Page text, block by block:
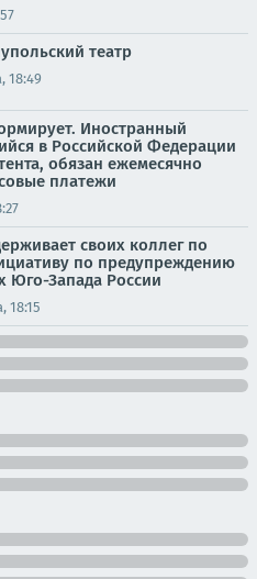
театр
18:49
Иностранный
в Российской Федерации
обязан ежемесячно
платежи
своих коллег по
по предупреждению
Юго-Запада России
18:15